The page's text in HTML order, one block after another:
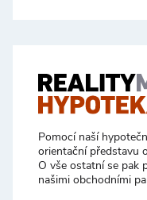
Pomocí naší
orientační představu
O vše ostatní se pak
našimi obchodními